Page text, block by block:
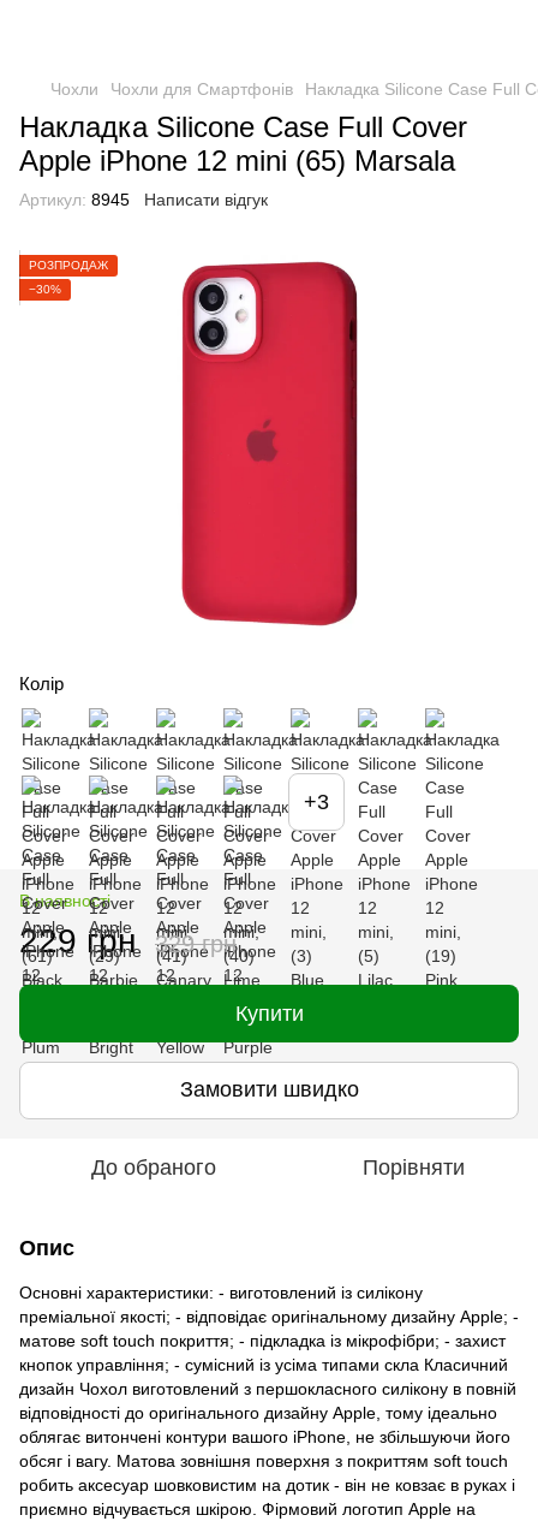
Чохли Чохли для Смартфонів Накладка Silicone Case Full
Накладка Silicone Case Full Cover
Apple iPhone 12 mini (65) Marsala
Артикул: 8945 Написати відгук
РОЗПРОДАЖ
−30%
Колір
+3
В наявності
229 грн 329 грн
Купити
Замовити швидко
До обраного Порівняти
Опис
Основні характеристики: - виготовлений із силікону
преміальної якості; - відповідає оригінальному дизайну Apple; -
матове soft touch покриття; - підкладка із мікрофібри; - захист
кнопок управління; - сумісний із усіма типами скла Класичний
дизайн Чохол виготовлений з першокласного силікону в повній
відповідності до оригінального дизайну Apple, тому ідеально
облягає витончені контури вашого iPhone, не збільшуючи його
обсяг і вагу. Матова зовнішня поверхня з покриттям soft touch
робить аксесуар шовковистим на дотик - він не ковзає в руках і
приємно відчувається шкірою. Фірмовий логотип Apple на